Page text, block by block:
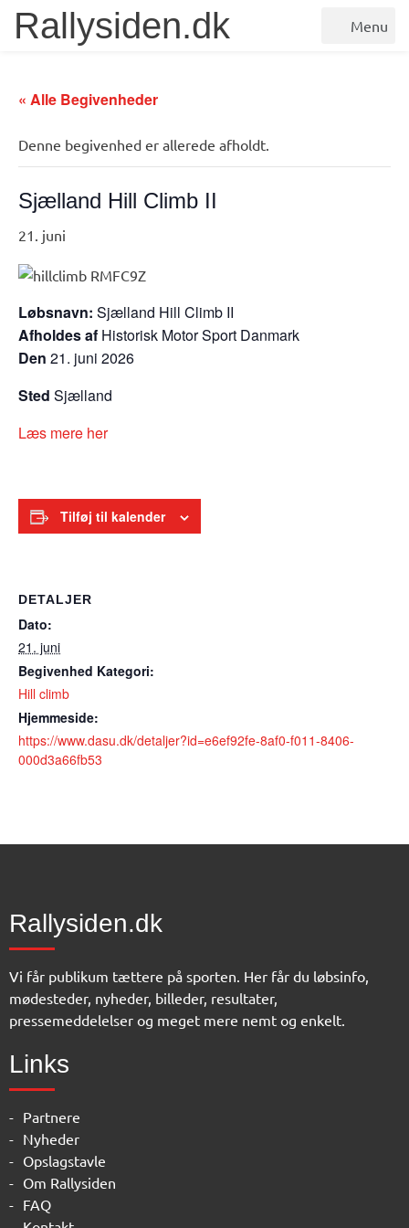
Rallysiden.dk Menu
« Alle Begivenheder
Denne begivenhed er allerede afholdt.
Sjælland Hill Climb II
21. juni
Løbsnavn: Sjælland Hill Climb II
Afholdes af Historisk Motor Sport Danmark
Den 21. juni 2026
Sted Sjælland
Læs mere her
Tilføj til kalender
DETALJER
Dato:
21. juni
Begivenhed Kategori:
Hill climb
Hjemmeside:
https://www.dasu.dk/detaljer?id=e6ef92fe-8af0-f011-8406-
000d3a66fb53
Rallysiden.dk
Vi får publikum tættere på sporten. Her får du løbsinfo,
mødesteder, nyheder, billeder, resultater,
pressemeddelelser og meget mere nemt og enkelt.
Links
Partnere
Nyheder
Opslagstavle
Om Rallysiden
FAQ